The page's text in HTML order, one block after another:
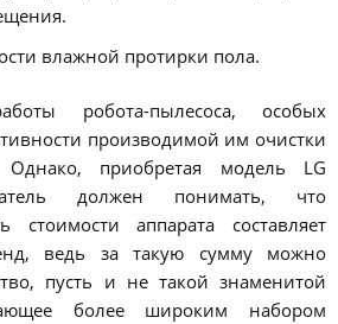
влажной протирки пола.
робота-пылесоса, особых
производимой им очистки
приобретая модель LG
должен понимать, что
стоимости аппарата составляет
ведь за такую сумму можно
пусть и не такой знаменитой
более широким набором